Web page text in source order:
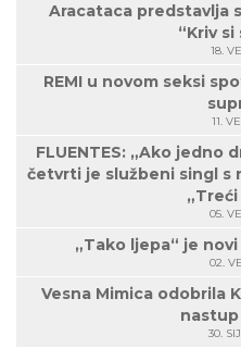
Aracataca predstavlja
“Kriv si
18.
REMI u novom seksi
11.
FLUENTES: „Ako jedno
četvrti je službeni singl s
05.
„Tako ljepa“ je
02.
Vesna Mimica odobrila
30.